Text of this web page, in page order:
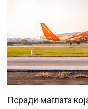
Поради маглата